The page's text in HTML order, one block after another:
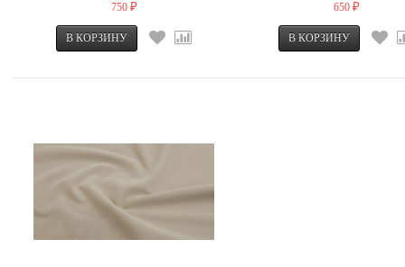
750 ₽
650 ₽